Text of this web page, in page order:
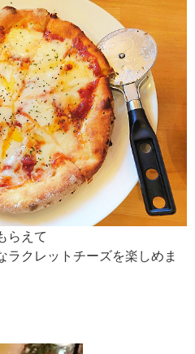
らえて
ラクレットチーズを楽しめま